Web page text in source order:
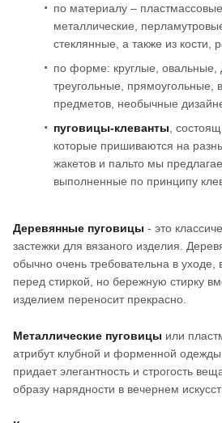
по материалу –
металлические,
стеклянные, а также из кости,
по форме: круглые, овальные,
треугольные, прямоугольные,
предметов, необычные
пуговицы-клеванты ,
которые пришиваются на
жакетов и пальто мы
выполненные по принципу
Деревянные пуговицы - это
застежки для вязаного изделия.
обычно очень требовательна в уходе,
перед стиркой, но бережную стирку
изделием переносит прекрасно.
Металлические пуговицы или
атрибут клубной и форменной
придает элегантность и строгость
образу нарядности в вечернем